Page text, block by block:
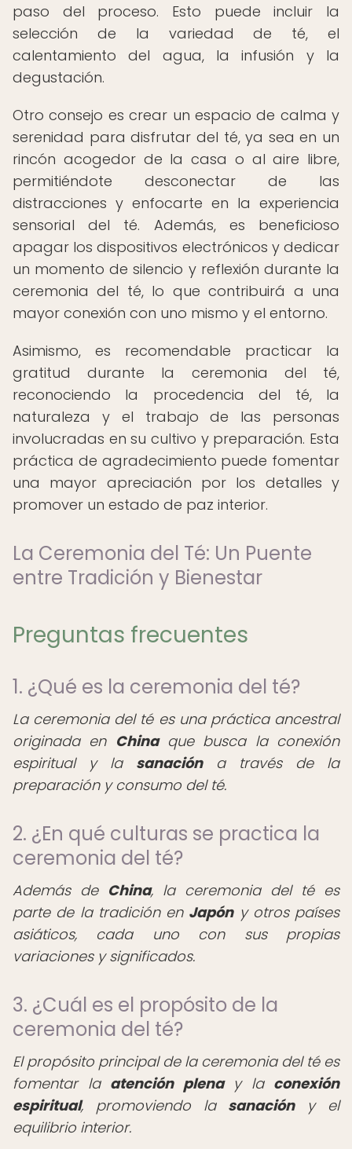
paso del proceso. Esto puede incluir la
selección de la variedad de té, el
calentamiento del agua, la infusión y la
degustación.
Otro consejo es crear un espacio de calma y
serenidad para disfrutar del té, ya sea en un
rincón acogedor de la casa o al aire libre,
permitiéndote desconectar de las
distracciones y enfocarte en la experiencia
sensorial del té. Además, es beneficioso
apagar los dispositivos electrónicos y dedicar
un momento de silencio y reflexión durante la
ceremonia del té, lo que contribuirá a una
mayor conexión con uno mismo y el entorno.
Asimismo, es recomendable practicar la
gratitud durante la ceremonia del té,
reconociendo la procedencia del té, la
naturaleza y el trabajo de las personas
involucradas en su cultivo y preparación. Esta
práctica de agradecimiento puede fomentar
una mayor apreciación por los detalles y
promover un estado de paz interior.
La Ceremonia del Té: Un Puente
entre Tradición y Bienestar
Preguntas frecuentes
1. ¿Qué es la ceremonia del té?
La ceremonia del té es una práctica ancestral
originada en Chinaque busca la conexión
espiritual y la sanacióna través de la
preparación y consumo del té.
2. ¿En qué culturas se practica la
ceremonia del té?
Además de China, la ceremonia del té es
parte de la tradición en Japóny otros países
asiáticos, cada uno con sus propias
variaciones y significados.
3. ¿Cuál es el propósito de la
ceremonia del té?
El propósito principal de la ceremonia del té es
fomentar la atención plenay la conexión
espiritual, promoviendo la sanacióny el
equilibrio interior.